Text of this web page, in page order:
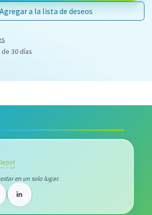
Agregar a la lista de deseos
30 días
en un solo lugar.